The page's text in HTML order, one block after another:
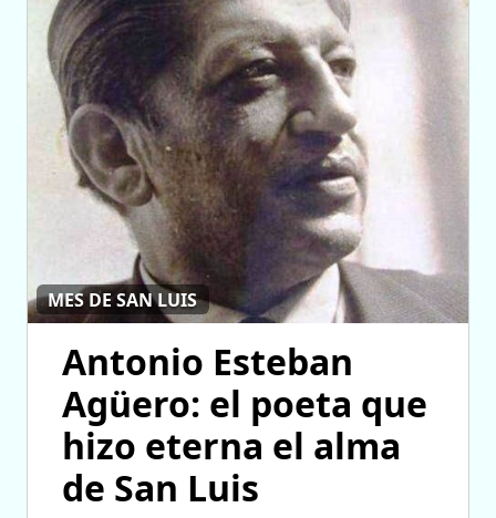
MES DE SAN LUIS
Antonio Esteban
Agüero: el poeta que
hizo eterna el alma
de San Luis